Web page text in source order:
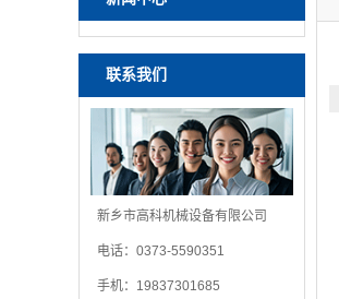
联系我们
新乡市高科机械设备有限公司
电话：0373-5590351
手机：19837301685